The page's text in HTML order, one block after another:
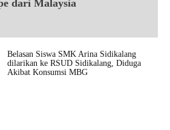
dari Malaysia
Belasan Siswa SMK Arina Sidikalang
dilarikan ke RSUD Sidikalang, Diduga
Akibat Konsumsi MBG